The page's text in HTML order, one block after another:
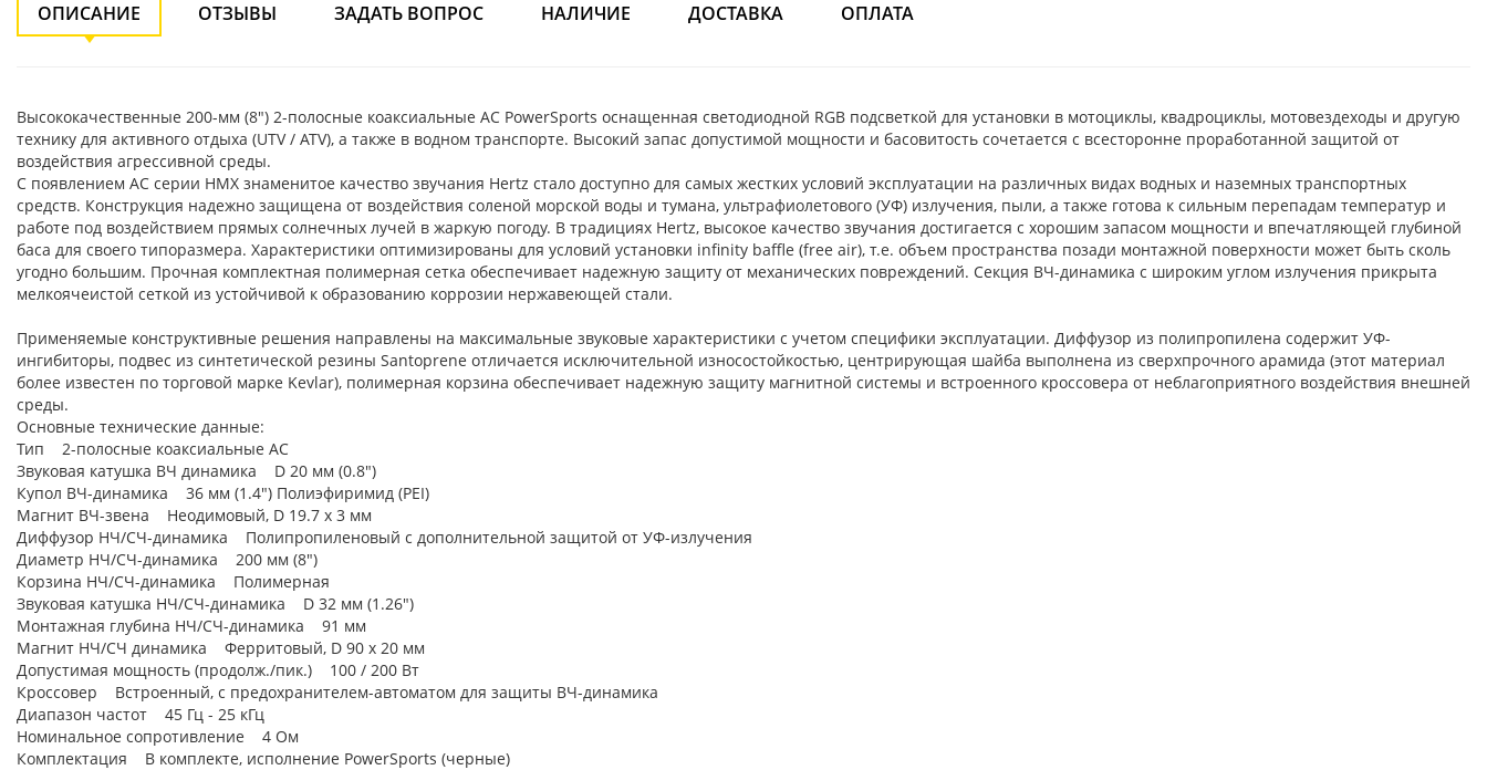
ОПИСАНИЕ ОТЗЫВЫ ЗАДАТЬ ВОПРОС НАЛИЧИЕ ДОСТАВКА ОПЛАТА
Высококачественные 200-мм (8") 2-полосные коаксиальные АС PowerSports оснащенная светодиодной RGB подсветкой для установки в мотоциклы, квадроциклы, мотовездеходы и другую
технику для активного отдыха (UTV / ATV), а также в водном транспорте. Высокий запас допустимой мощности и басовитость сочетается с всесторонне проработанной защитой от
воздействия агрессивной среды.
С появлением АС серии HMX знаменитое качество звучания Hertz стало доступно для самых жестких условий эксплуатации на различных видах водных и наземных транспортных
средств. Конструкция надежно защищена от воздействия соленой морской воды и тумана, ультрафиолетового (УФ) излучения, пыли, а также готова к сильным перепадам температур и
работе под воздействием прямых солнечных лучей в жаркую погоду. В традициях Hertz, высокое качество звучания достигается с хорошим запасом мощности и впечатляющей глубиной
баса для своего типоразмера. Характеристики оптимизированы для условий установки infinity baffle (free air), т.е. объем пространства позади монтажной поверхности может быть сколь
угодно большим. Прочная комплектная полимерная сетка обеспечивает надежную защиту от механических повреждений. Секция ВЧ-динамика с широким углом излучения прикрыта
мелкоячеистой сеткой из устойчивой к образованию коррозии нержавеющей стали.
Применяемые конструктивные решения направлены на максимальные звуковые характеристики с учетом специфики эксплуатации. Диффузор из полипропилена содержит УФ-
ингибиторы, подвес из синтетической резины Santoprene отличается исключительной износостойкостью, центрирующая шайба выполнена из сверхпрочного арамида (этот материал
более известен по торговой марке Kevlar), полимерная корзина обеспечивает надежную защиту магнитной системы и встроенного кроссовера от неблагоприятного воздействия внешней
среды.
Основные технические данные:
Тип 2-полосные коаксиальные АС
Звуковая катушка ВЧ динамика D 20 мм (0.8")
Купол ВЧ-динамика 36 мм (1.4") Полиэфиримид (PEI)
Магнит ВЧ-звена Неодимовый, D 19.7 х 3 мм
Диффузор НЧ/СЧ-динамика Полипропиленовый с дополнительной защитой от УФ-излучения
Диаметр НЧ/СЧ-динамика 200 мм (8")
Корзина НЧ/СЧ-динамика Полимерная
Звуковая катушка НЧ/СЧ-динамика D 32 мм (1.26")
Монтажная глубина НЧ/СЧ-динамика 91 мм
Магнит НЧ/СЧ динамика Ферритовый, D 90 х 20 мм
Допустимая мощность (продолж./пик.) 100 / 200 Вт
Кроссовер Встроенный, с предохранителем-автоматом для защиты ВЧ-динамика
Диапазон частот 45 Гц - 25 кГц
Номинальное сопротивление 4 Ом
Комплектация В комплекте, исполнение PowerSports (черные)